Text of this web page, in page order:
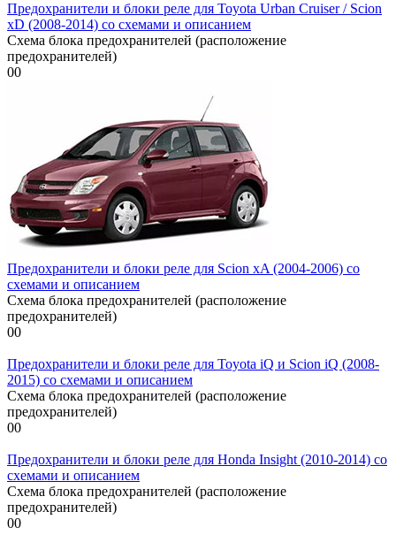
Предохранители и блоки реле для Toyota Urban Cruiser / Scion
xD (2008-2014) со схемами и описанием
Схема блока предохранителей (расположение
предохранителей)
00
Предохранители и блоки реле для Scion xA (2004-2006) со
схемами и описанием
Схема блока предохранителей (расположение
предохранителей)
00
Предохранители и блоки реле для Toyota iQ и Scion iQ (2008-
2015) со схемами и описанием
Схема блока предохранителей (расположение
предохранителей)
00
Предохранители и блоки реле для Honda Insight (2010-2014) со
схемами и описанием
Схема блока предохранителей (расположение
предохранителей)
00